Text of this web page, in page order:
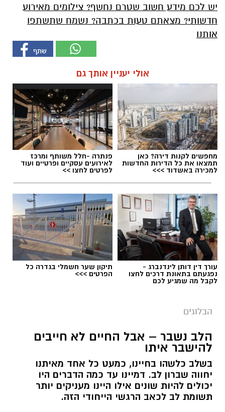
יש לכם מידע חשוב שטרם נחשף? צילומים מאירוע
חדשותי? מצאתם טעות בכתבה? נשמח שתשתפו
אותנו
אולי יעניין אותך גם
מחפשים לקנות דירה? כאן
תמצאו את כל הדירות החדשות
למכירה באשדוד >>>
פנתרה -חלל משותף ומרכז
לאירועים עסקיים ופרטיים ועוד
לפרטים לחצו >>
עורך דין דותן לינדנברג -
נפגעתם בתאונת דרכים לחצו
לקבל מה שמגיע לכם
תיקון שער חשמלי בגדרה כל
הפרטים >>>
הבלוגים
הלב נשבר – אבל החיים לא חייבים
להישבר איתו
בשלב כלשהו בחיינו, כמעט כל אחד מאיתנו
יחווה שברון לב. דמיינו עד כמה הדברים היו
יכולים להיות שונים אילו היינו מעניקים יותר
תשומת לב לכאב הרגשי הייחודי הזה.